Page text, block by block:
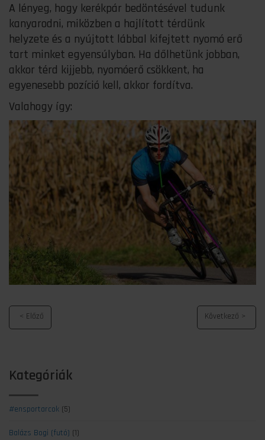
A lényeg, hogy kerékpár bedöntésével tudunk
kanyarodni, miközben a hajlított térdünk
helyzete és a nyújtott lábbal kifejtett nyomó erő
tart minket egyensúlyban. Ha dőlhetünk jobban,
akkor térd kijjebb, nyomóerő csökkent, ha
egyenesebb pozíció kell, akkor fordítva.
Valahogy így:
Kategóriák
#ensportarcok (5)
Balázs Bogi (futó) (1)